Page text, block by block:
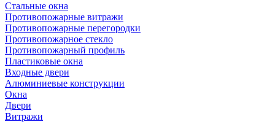
Стальные окна
Противопожарные витражи
Противопожарные перегородки
Противопожарное стекло
Противопожарный профиль
Пластиковые окна
Входные двери
Алюминиевые конструкции
Окна
Двери
Витражи